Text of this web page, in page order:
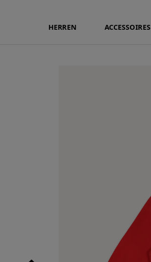
HERREN ACCESSOIRES